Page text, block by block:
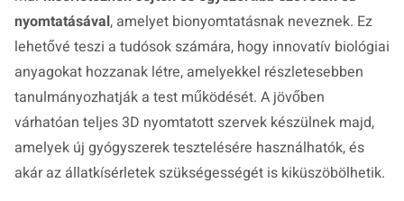
nyomtatásával, amelyet bionyomtatásnak neveznek. Ez
lehetővé teszi a tudósok számára, hogy innovatív biológiai
anyagokat hozzanak létre, amelyekkel részletesebben
tanulmányozhatják a test működését. A jövőben
várhatóan teljes 3D nyomtatott szervek készülnek majd,
amelyek új gyógyszerek tesztelésére használhatók, és
akár az állatkísérletek szükségességét is kiküszöbölhetik.